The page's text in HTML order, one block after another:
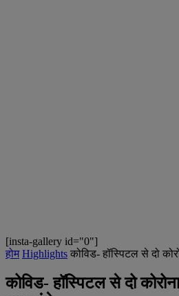
[insta-gallery id="0"]
होम Highlights कोविड- हॉस्पिटल से दो
कोविड- हॉस्पिटल से दो